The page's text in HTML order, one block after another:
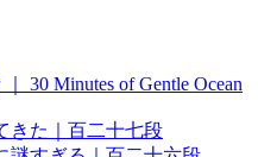
30 Minutes of Gentle Ocean
きた｜百二十七段